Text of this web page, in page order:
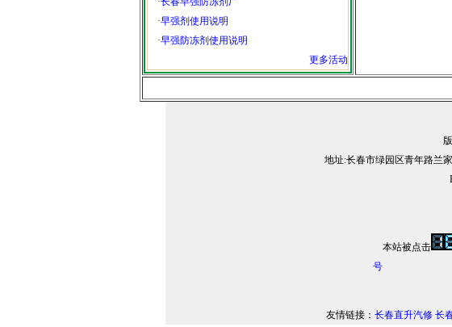
·早强剂使用说明
·早强防冻剂使用说明
更多活动
地址:长春市绿园区青年路
本站被点击
号
友情链接： 长春直升汽修 长